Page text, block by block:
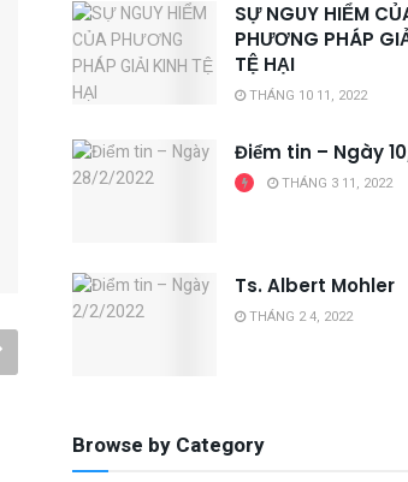
SỰ NGUY HIỂM
PHƯƠNG PHÁP
TỆ HẠI
THÁNG 10 11, 2022
Điểm tin – Ngày
THÁNG 3 11, 2022
Ts. Albert Mohler
THÁNG 2 4, 2022
Browse by Category